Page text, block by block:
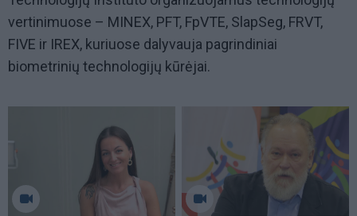
vertinimuose – MINEX, PFT, FpVTE, SlapSeg, FRVT,
FIVE ir IREX, kuriuose dalyvauja pagrindiniai
biometrinių technologijų kūrėjai.